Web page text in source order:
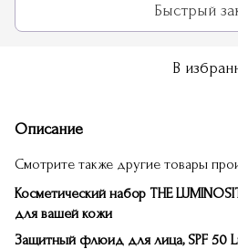
Быстрый
В
Описание
Смотрите также другие товары
Косметический набор THE
для вашей кожи
Защитный флюид для лица, SPF 50